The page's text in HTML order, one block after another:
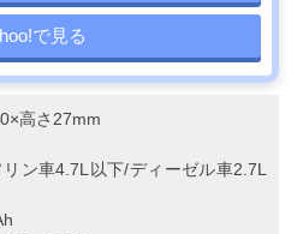
で見る
高さ27mm
リン車4.7L以下/ディーゼル車2.7L